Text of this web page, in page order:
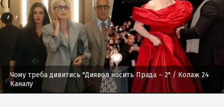
Чому треба дивитись "Диявол носить Прада – 2" / Колаж 24
Каналу